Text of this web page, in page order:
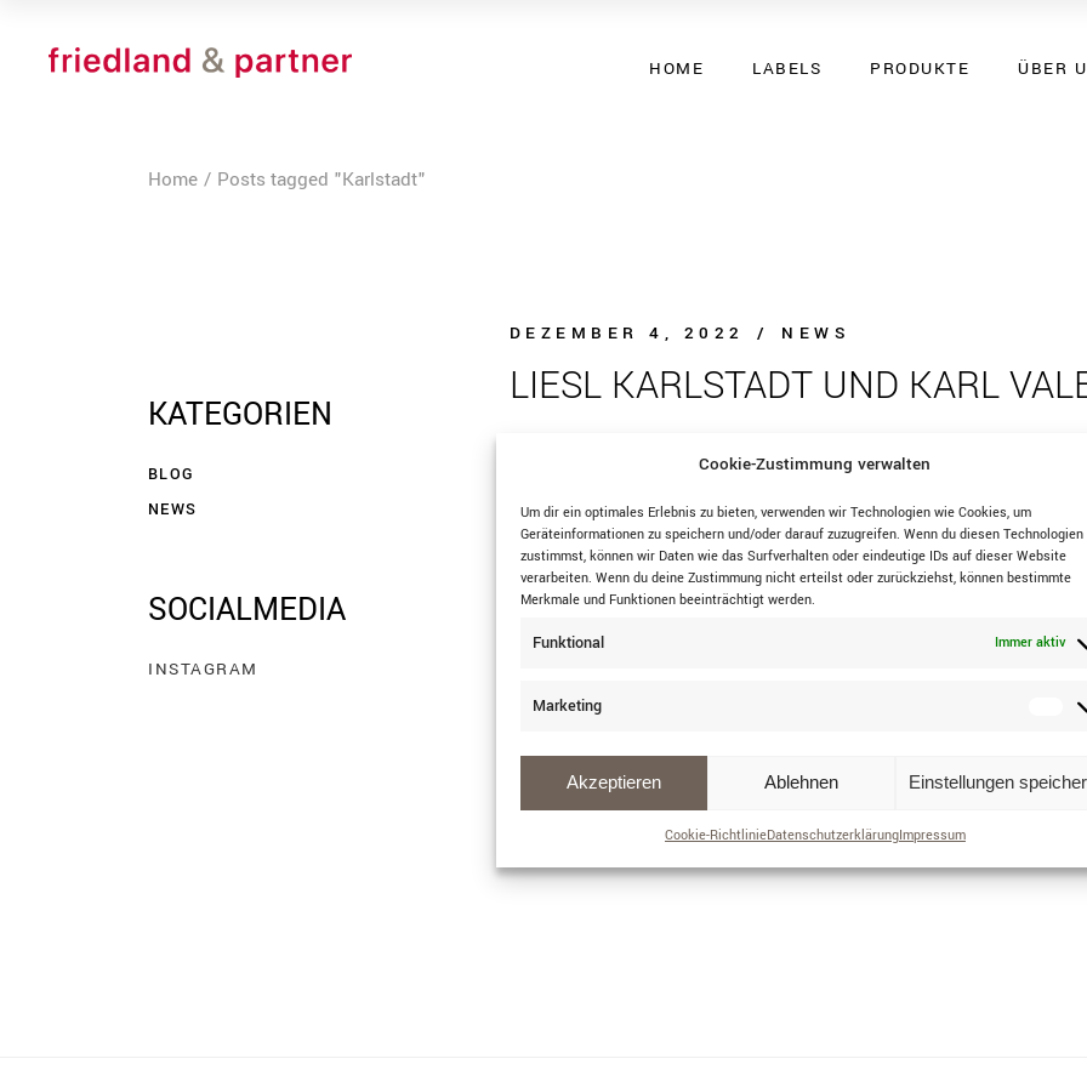
Cookie-Zustimmung verwalten
Um dir ein optimales Erlebnis zu bieten, verwenden wir Technologien wie Cookies, um
Geräteinformationen zu speichern und/oder darauf zuzugreifen. Wenn du diesen Technologien
zustimmst, können wir Daten wie das Surfverhalten oder eindeutige IDs auf dieser Website
verarbeiten. Wenn du deine Zustimmung nicht erteilst oder zurückziehst, können bestimmte
Merkmale und Funktionen beeinträchtigt werden.
Funktional Immer aktiv
Marketing
Akzeptieren Ablehnen Einstellungen
Cookie-RichtlinieDatenschutzerklärungImpressum
content HOME LABELS PRODUKTE ÜBER
Home Posts tagged "Karlstadt"
DEZEMBER 4, 2022 NEWS
LIESL KARLSTADT UND KARL
KATEGORIEN
BLOG
NEWS
SOCIALMEDIA
INSTAGRAM